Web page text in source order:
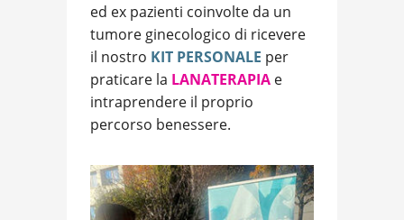
ed ex pazienti coinvolte da un
tumore ginecologico di ricevere
il nostro KIT PERSONALE per
praticare la LANATERAPIA e
intraprendere il proprio
percorso benessere.